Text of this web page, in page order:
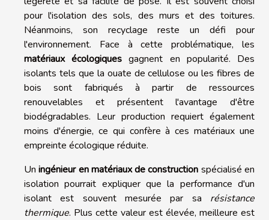
pour l'isolation des sols, des murs et des toitures.
Néanmoins, son recyclage reste un défi pour
l'environnement. Face à cette problématique, les
matériaux écologiques gagnent en popularité. Des
isolants tels que la ouate de cellulose ou les fibres de
bois sont fabriqués à partir de ressources
renouvelables et présentent l'avantage d'être
biodégradables. Leur production requiert également
moins d'énergie, ce qui confère à ces matériaux une
empreinte écologique réduite.
Uningénieur en matériaux de construction spécialisé en
isolation pourrait expliquer que la performance d'un
isolant est souvent mesurée par sa résistance
thermique. Plus cette valeur est élevée, meilleure est